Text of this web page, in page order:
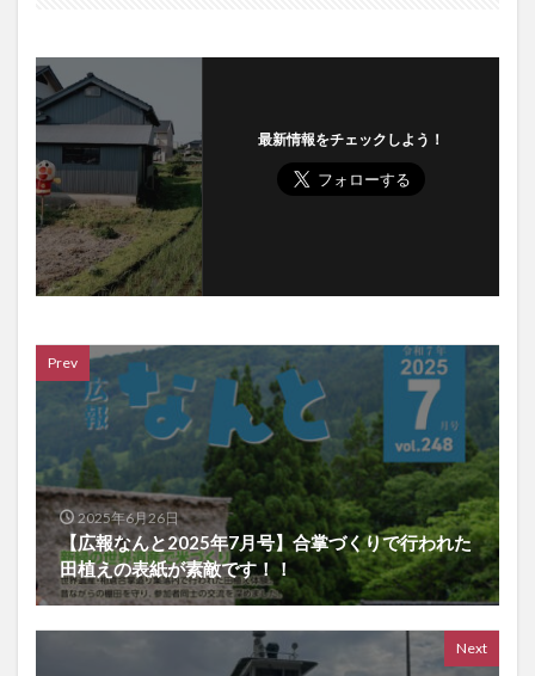
最新情報をチェックしよう！
Prev
2025年6月26日
【広報なんと2025年7月号】合掌づくりで行われた
田植えの表紙が素敵です！！
Next